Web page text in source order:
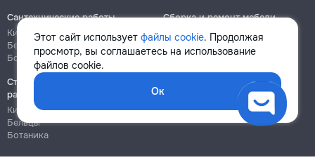
Этот сайт использует файлы cookie. Продолжая
просмотр, вы соглашаетесь на использование
файлов cookie.
Ок
Сантехнические работы
Кишинёв
Бельцы
Ботаника
Сборка и ремонт мебели
Кишинёв
Ботаника
Строительно-монтажные
работы
Кишинёв
Бельцы
Ботаника